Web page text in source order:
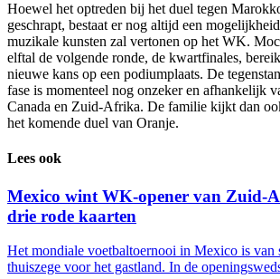
Hoewel het optreden bij het duel tegen
geschrapt, bestaat er nog altijd een
muzikale kunsten zal vertonen op het WK.
elftal de volgende ronde, de kwartfinales,
nieuwe kans op een podiumplaats. De
fase is momenteel nog onzeker en afhankelijk
Canada en Zuid-Afrika. De familie kijkt dan
het komende duel van Oranje.
Lees ook
Mexico wint WK-opener van Zuid-
drie rode kaarten
Het mondiale voetbaltoernooi in Mexico is van
thuiszege voor het gastland. In de